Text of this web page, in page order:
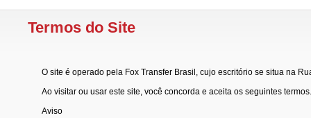
Termos do Site
O site é operado pela Fox Transfer Brasil, cujo escritório se situa na
Ao visitar ou usar este site, você concorda e aceita os seguintes termos.
Aviso